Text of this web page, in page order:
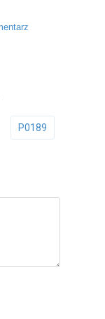
P0189